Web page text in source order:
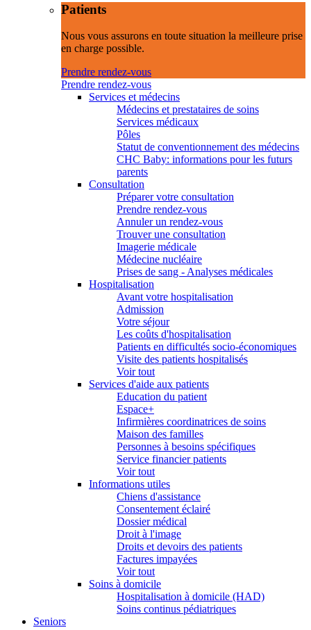
Patients
Nous vous assurons en toute situation la meilleure prise
en charge possible.
Prendre rendez-vous
Prendre rendez-vous
Services et médecins
Médecins et prestataires de soins
Services médicaux
Pôles
Statut de conventionnement des médecins
CHC Baby: informations pour les futurs
parents
Consultation
Préparer votre consultation
Prendre rendez-vous
Annuler un rendez-vous
Trouver une consultation
Imagerie médicale
Médecine nucléaire
Prises de sang - Analyses médicales
Hospitalisation
Avant votre hospitalisation
Admission
Votre séjour
Les coûts d'hospitalisation
Patients en difficultés socio-économiques
Visite des patients hospitalisés
Voir tout
Services d'aide aux patients
Education du patient
Espace+
Infirmières coordinatrices de soins
Maison des familles
Personnes à besoins spécifiques
Service financier patients
Voir tout
Informations utiles
Chiens d'assistance
Consentement éclairé
Dossier médical
Droit à l'image
Droits et devoirs des patients
Factures impayées
Voir tout
Soins à domicile
Hospitalisation à domicile (HAD)
Soins continus pédiatriques
Seniors